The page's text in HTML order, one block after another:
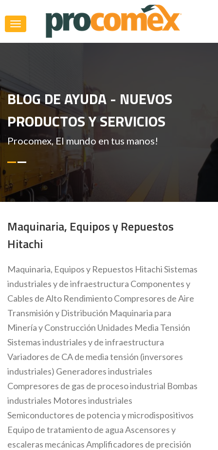
BLOG DE AYUDA - NUEVOS
PRODUCTOS Y SERVICIOS
Procomex, El mundo en tus manos!
Maquinaria, Equipos y Repuestos
Hitachi
Maquinaria, Equipos y Repuestos Hitachi Sistemas
industriales y de infraestructura Componentes y
Cables de Alto Rendimiento Compresores de Aire
Transmisión y Distribución Maquinaria para
Minería y Construcción Unidades Media Tensión
Sistemas industriales y de infraestructura
Variadores de CA de media tensión (inversores
industriales) Generadores industriales
Compresores de gas de proceso industrial Bombas
industriales Motores industriales
Semiconductores de potencia y microdispositivos
Equipo de tratamiento de agua Ascensores y
escaleras mecánicas Amplificadores de precisión